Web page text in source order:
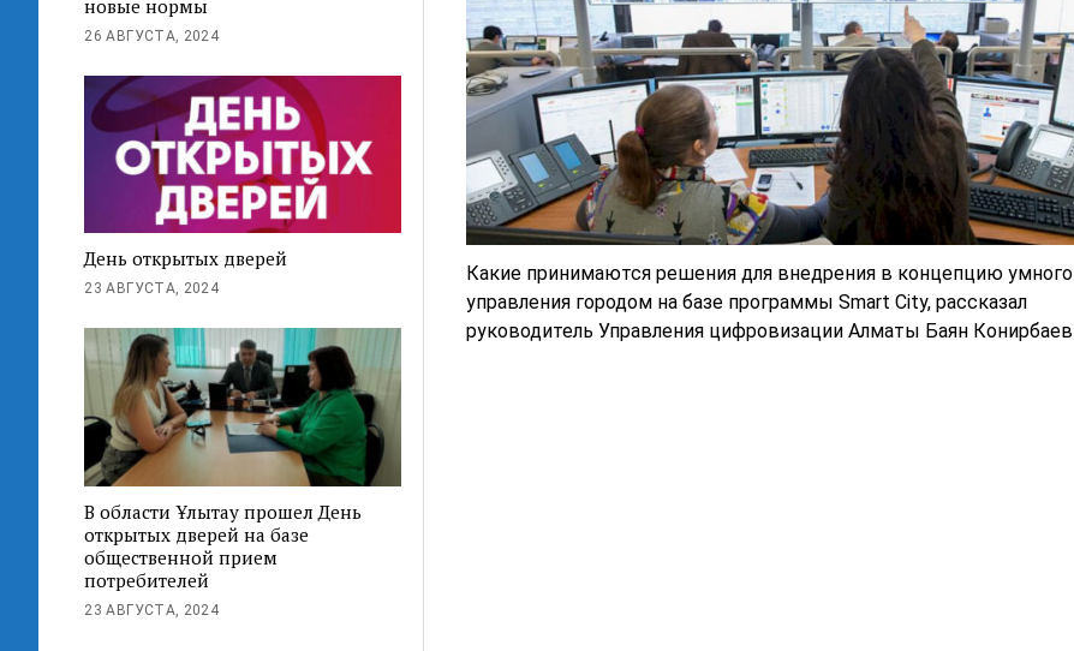
новые нормы
26 АВГУСТА, 2024
День открытых дверей
23 АВГУСТА, 2024
В области Ұлытау прошел День
открытых дверей на базе
общественной прием
потребителей
23 АВГУСТА, 2024
Какие принимаются решения для внедрения в концепцию умного
управления городом на базе программы Smart City, рассказал
руководитель Управления цифровизации Алматы Баян Конирбаев